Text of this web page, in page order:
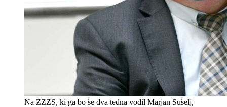
Na ZZZS, ki ga bo še dva tedna vodil Marjan Sušelj,